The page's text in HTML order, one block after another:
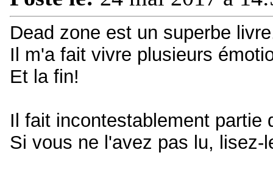
Dead zone est un superbe
Il m'a fait vivre plusieurs
Et la fin!
Il fait incontestablement partie
Si vous ne l'avez pas lu,